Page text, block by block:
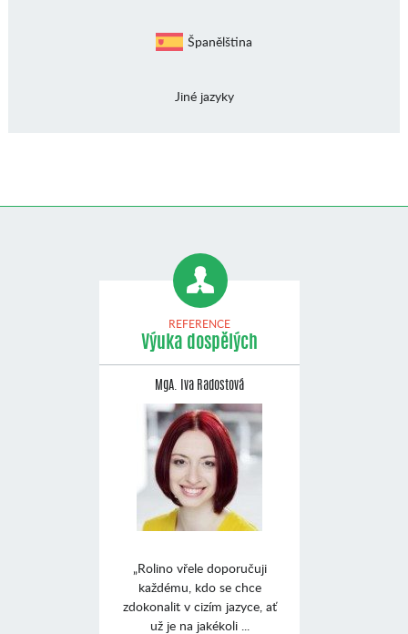
Španělština
Jiné jazyky
REFERENCE
Výuka dospělých
MgA. Iva Radostová
„Rolino vřele doporučuji
každému, kdo se chce
zdokonalit v cizím jazyce, ať
už je na jakékoli ...